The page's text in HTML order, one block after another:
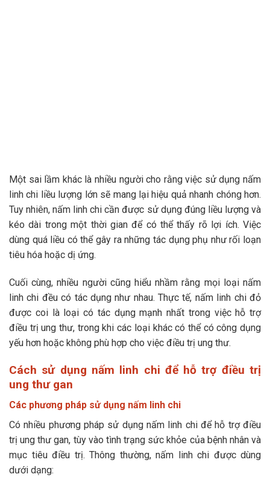
Một sai lầm khác là nhiều người cho rằng việc sử dụng nấm
linh chi liều lượng lớn sẽ mang lại hiệu quả nhanh chóng hơn.
Tuy nhiên, nấm linh chi cần được sử dụng đúng liều lượng và
kéo dài trong một thời gian để có thể thấy rõ lợi ích. Việc
dùng quá liều có thể gây ra những tác dụng phụ như rối loạn
tiêu hóa hoặc dị ứng.
Cuối cùng, nhiều người cũng hiểu nhầm rằng mọi loại nấm
linh chi đều có tác dụng như nhau. Thực tế, nấm linh chi đỏ
được coi là loại có tác dụng mạnh nhất trong việc hỗ trợ
điều trị ung thư, trong khi các loại khác có thể có công dụng
yếu hơn hoặc không phù hợp cho việc điều trị ung thư.
Cách sử dụng nấm linh chi để hỗ trợ điều trị
ung thư gan
Các phương pháp sử dụng nấm linh chi
Có nhiều phương pháp sử dụng nấm linh chi để hỗ trợ điều
trị ung thư gan, tùy vào tình trạng sức khỏe của bệnh nhân và
mục tiêu điều trị. Thông thường, nấm linh chi được dùng
dưới dạng: